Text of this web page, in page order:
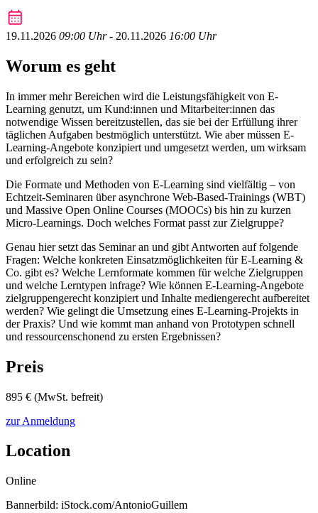
19.11.2026 09:00 Uhr ‐ 20.11.2026 16:00 Uhr
Worum es geht
In immer mehr Bereichen wird die Leistungsfähigkeit von E-
Learning genutzt, um Kund:innen und Mitarbeiter:innen das
notwendige Wissen bereitzustellen, das sie bei der Erfüllung ihrer
täglichen Aufgaben bestmöglich unterstützt. Wie aber müssen E-
Learning-Angebote konzipiert und umgesetzt werden, um wirksam
und erfolgreich zu sein?
Die Formate und Methoden von E-Learning sind vielfältig – von
Echtzeit-Seminaren über asynchrone Web-Based-Trainings (WBT)
und Massive Open Online Courses (MOOCs) bis hin zu kurzen
Micro-Learnings. Doch welches Format passt zur Zielgruppe?
Genau hier setzt das Seminar an und gibt Antworten auf folgende
Fragen: Welche konkreten Einsatzmöglichkeiten für E-Learning &
Co. gibt es? Welche Lernformate kommen für welche Zielgruppen
und welche Lerntypen infrage? Wie können E-Learning-Angebote
zielgruppengerecht konzipiert und Inhalte mediengerecht aufbereitet
werden? Wie gelingt die Umsetzung eines E-Learning-Projekts in
der Praxis? Und wie kommt man anhand von Prototypen schnell
und ressourcenschonend zu ersten Ergebnissen?
Preis
895 € (MwSt. befreit)
zur Anmeldung
Location
Online
Bannerbild: iStock.com/AntonioGuillem